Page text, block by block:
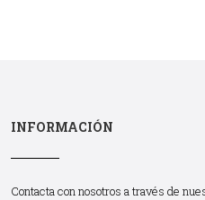
INFORMACIÓN
Contacta con nosotros a través de